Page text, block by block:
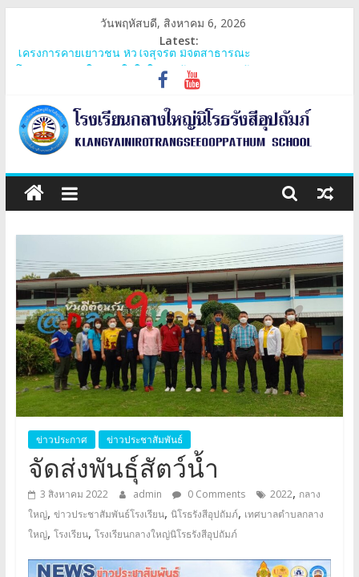
content
วันพฤหัสบดี, สิงหาคม 6, 2026
Latest:
โครงการค่ายเยาวชน หัวใจสุจริต มีจิตสาธารณะ
โครงการกลางใหญ่วัยใสใส่ใจรอบรู้สุขภาพและรู้เท่าทันยาเสพติด
ประชุมสามัญกลุ่มเครือข่ายภูพระบาท
โครงการ 60 ปี ไทยฮอนด้า ขับขี่ปลอดภัย เพื่อสังคมไทยยั่งยืน มอบ
หมวกนิรภัย
การรับเงินอุดหนุนยากจนพิเศษกองทุนเพื่อความเสมอภาคทางการ
โรงเรียน
กลาง
ใหญ่
นิโรธ
รังสี
อุปถัมภ์
Klangyai
ข่าวประกาศ ข่าวประชาสัมพันธ์
จัดส่งพันธุ์สัตว์น้ำ
3 สิงหาคม 2022 admin 0 Comments 2022, กลาง
ใหญ่, ข่าวประชาสัมพันธ์โรงเรียน, นิโรธรังสีอุปถัมภ์, เทศบาลตำบลกลาง
ใหญ่, โรงเรียน, โรงเรียนกลางใหญ่นิโรธรังสีอุปถัมภ์